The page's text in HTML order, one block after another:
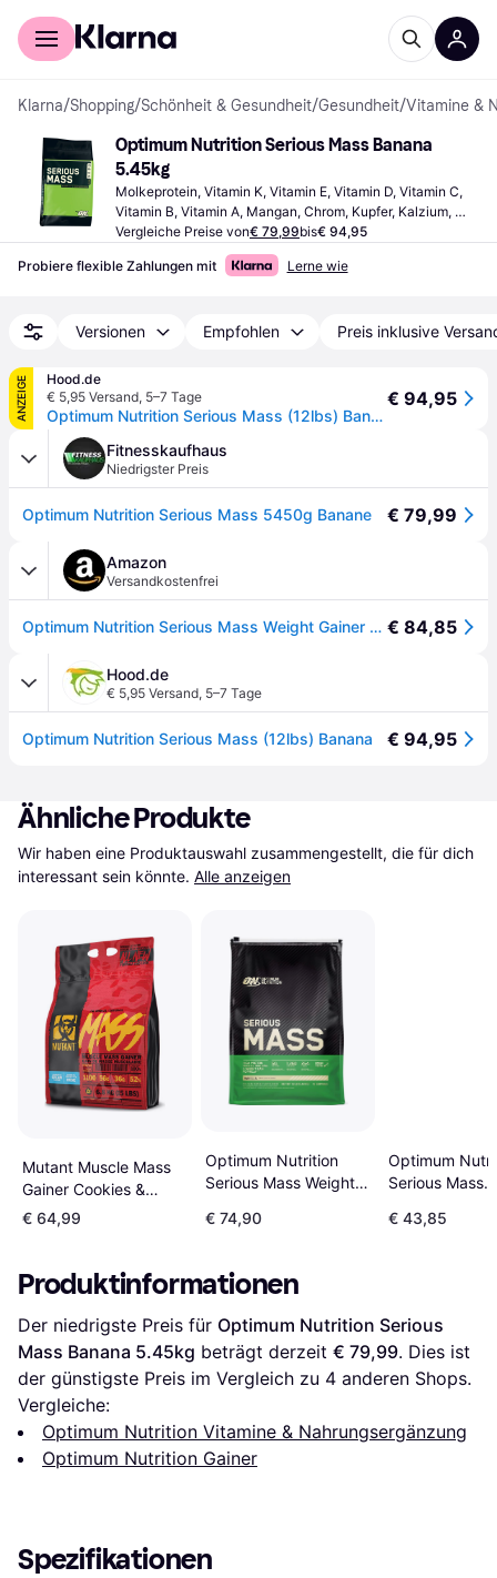
Für Shopper
Klarna/Shopping/Schönheit & Gesundheit/Gesundheit/Vitamine &
Optimum Nutrition Serious Mass Banana
5.45kg
Molkeprotein, Vitamin K, Vitamin E, Vitamin D, Vitamin C,
Vitamin B, Vitamin A, Mangan, Chrom, Kupfer, Kalzium,
Eisen, Jod, Zink, Magnesium, Selen, Verbessert die
Vergleiche Preise von€ 79,99bis€ 94,95
Probiere flexible Zahlungen mit Lerne wie
Versionen Empfohlen Preis inklusive
ANZEIGE
Hood.de
€ 5,95 Versand, 5–7 Tage
Optimum Nutrition Serious Mass (12lbs) Banana
€ 94,95
Fitnesskaufhaus
Niedrigster Preis
Optimum Nutrition Serious Mass 5450g Banane € 79,99
Amazon
Versandkostenfrei
Optimum Nutrition Serious Mass Weight Gainer Pulver, Geschmack Banane, 5.45kg, 16 Portionen € 84,85
Hood.de
€ 5,95 Versand, 5–7 Tage
Optimum Nutrition Serious Mass (12lbs) Banana € 94,95
Ähnliche Produkte
Wir haben eine Produktauswahl zusammengestellt, die für dich
interessant sein könnte. Alle anzeigen
Mutant Muscle Mass
Gainer Cookies &
Cream 6800g
€ 64,99
Optimum Nutrition
Serious Mass Weight
€ 74,90
Optimum
Serious Mass
€ 43,85
Produktinformationen
Der niedrigste Preis für Optimum Nutrition Serious
Mass Banana 5.45kg beträgt derzeit € 79,99. Dies ist
der günstigste Preis im Vergleich zu 4 anderen Shops.
Vergleiche:
Optimum Nutrition Vitamine & Nahrungsergänzung
Optimum Nutrition Gainer
Spezifikationen